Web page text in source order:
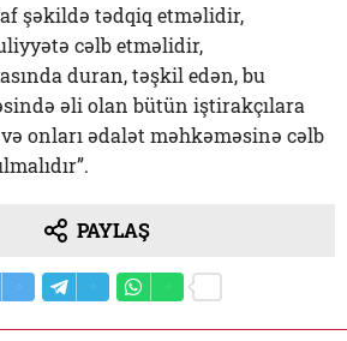
şəkildə tədqiq etməlidir,
cəlb etməlidir,
duran, təşkil edən, bu
əli olan bütün iştirakçılara
onları ədalət məhkəməsinə cəlb
PAYLAŞ